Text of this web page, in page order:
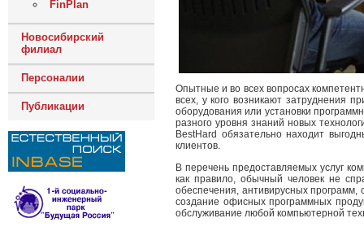
FinPlan
Новосибирский
филиал
Персоналии
Публикации
Опытные и во всех вопросах
всех, у кого возникают затруднения
оборудования или установки
разного уровня знаний новых
BestHard обязательно находит
клиентов.
В перечень предоставляемых услуг
как правило, обычный человек не
обеспечения, антивирусных
создание офисных программных
обслуживание любой компьютерной